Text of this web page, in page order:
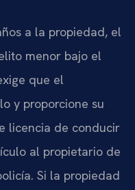
a la propiedad, el
menor bajo el
que el
y proporcione su
licencia de conducir
al propietario de
Si la propiedad